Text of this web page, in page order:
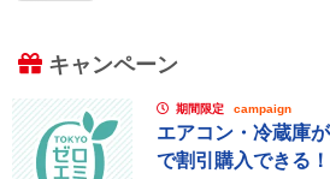
キャンペーン
期間限定 campaign
エアコン・冷蔵庫
で割引購入できる！